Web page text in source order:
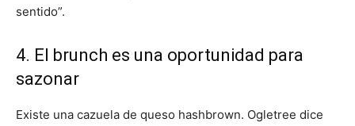
sentido”.
4. El brunch es una oportunidad para
sazonar
Existe una cazuela de queso hashbrown. Ogletree dice